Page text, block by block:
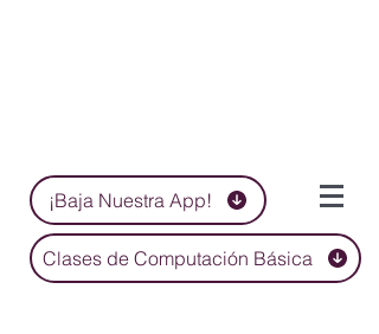
¡Baja Nuestra App!
Clases de Computación Básica